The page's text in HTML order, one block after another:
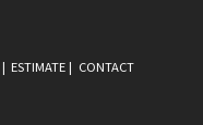
ESTIMATE CONTACT